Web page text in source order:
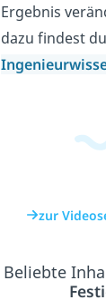
Ergebnis
dazu findest
zur
Beliebte